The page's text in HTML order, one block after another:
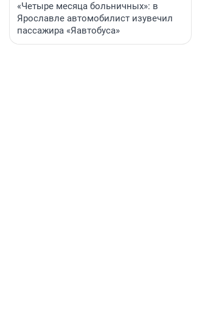
«Четыре месяца больничных»: в
Ярославле автомобилист изувечил
пассажира «Яавтобуса»